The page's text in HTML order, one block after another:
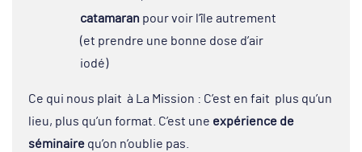
catamaran pour voir l’île autrement
(et prendre une bonne dose d’air
iodé)
Ce qui nous plait à La Mission : C’est en fait plus qu’un
lieu, plus qu’un format. C’est une expérience de
séminaire qu’on n’oublie pas.